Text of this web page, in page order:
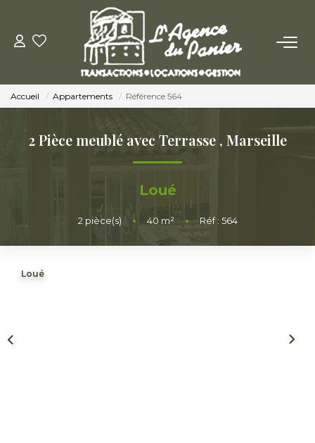
ACHETER
Acheter
Accueil Appartements Référence 564
2 Pièce meublé avec Terrasse , Marseille
Loué
2 pièce(s) • 40 m² • Réf : 564
Loué